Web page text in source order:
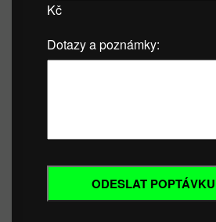
Kč
Dotazy a poznámky: